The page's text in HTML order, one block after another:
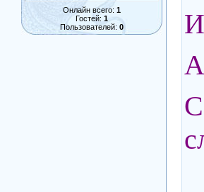
Онлайн всего: 1
Гостей: 1
Пользователей: 0